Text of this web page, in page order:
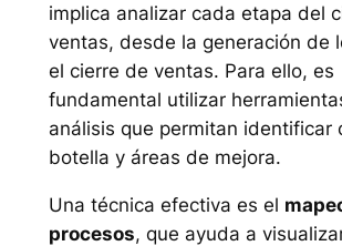
implica analizar cada etapa del
ventas, desde la generación de
el cierre de ventas. Para ello, es
fundamental utilizar
análisis que permitan identificar
botella y áreas de mejora.
Una técnica efectiva es el
procesos, que ayuda a